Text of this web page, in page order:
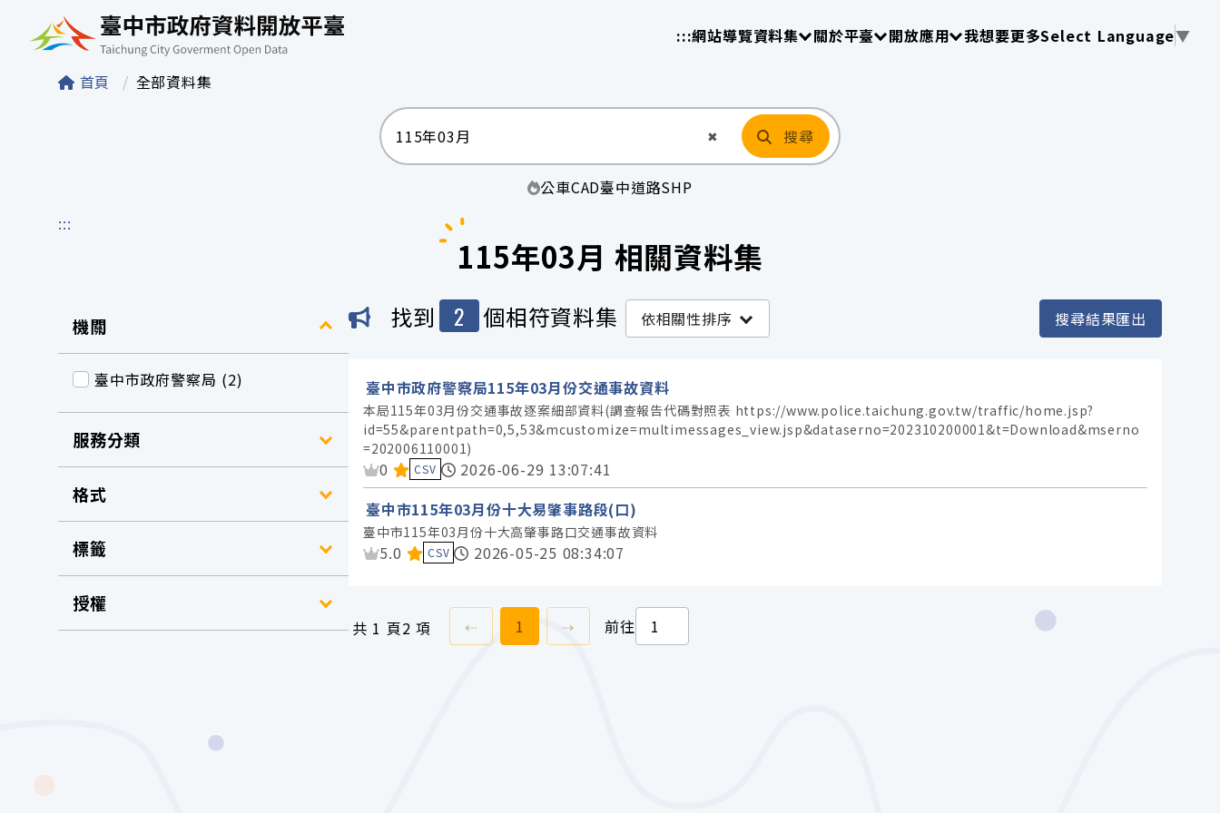
臺中市政府資料開放平臺 :::網站導覽資料集請使用 TAB 操作選單
關於平臺請使用 TAB 操作選單
開放應用請使用 TAB 操作選單
我想要更多Select Language▼
首頁 全部資料集
✖ 清空輸入 搜尋
公車CAD臺中道路SHP
:::
115年03月 相關資料集
機關
臺中市政府警察局 (2)
服務分類
格式
標籤
授權
找到 2 個相符資料集 依相關性排序 搜尋結果匯出
臺中市政府警察局115年03月份交通事故資料
本局115年03月份交通事故逐案細部資料(調查報告代碼對照表 https://www.police.taichung.gov.tw/traffic/home.jsp?
id=55&parentpath=0,5,53&mcustomize=multimessages_view.jsp&dataserno=202310200001&t=Download&mserno
=202006110001)
資料集評分：
0 CSV
2026-06-29 13:07:41
臺中市115年03月份十大易肇事路段(口)
臺中市115年03月份十大高肇事路口交通事故資料
資料集評分：
5.0 CSV 2026-05-25 08:34:07
共 1 頁2 項 ⇠上一頁前往
1 ⇢ 下一頁前往